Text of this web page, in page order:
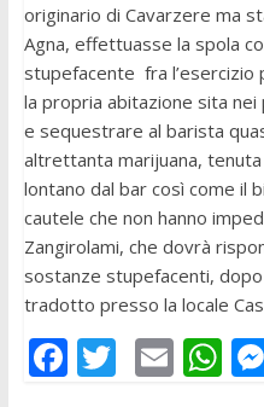
originario di Cavarzere ma
Agna, effettuasse la spola
stupefacente fra l’esercizio
la propria abitazione sita
e sequestrare al barista
altrettanta marijuana,
lontano dal bar così come il
cautele che non hanno
Zangirolami, che dovrà
sostanze stupefacenti,
tradotto presso la locale
F T E W